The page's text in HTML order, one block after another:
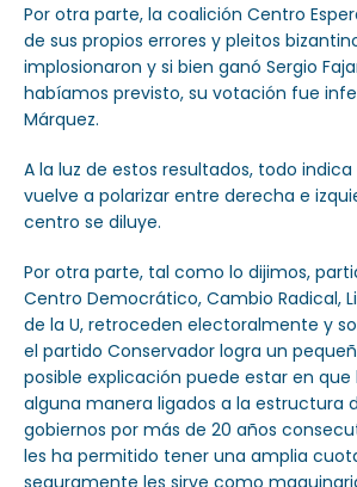
Por otra parte, la coalición Centro
de sus propios errores y pleitos
implosionaron y si bien ganó Sergio
habíamos previsto, su votación fue
Márquez.
A la luz de estos resultados, todo
vuelve a polarizar entre derecha e
centro se diluye.
Por otra parte, tal como lo dijimos,
Centro Democrático, Cambio Radical,
de la U, retroceden electoralmente y
el partido Conservador logra un
posible explicación puede estar en
alguna manera ligados a la estructura
gobiernos por más de 20 años
les ha permitido tener una amplia
seguramente les sirve como